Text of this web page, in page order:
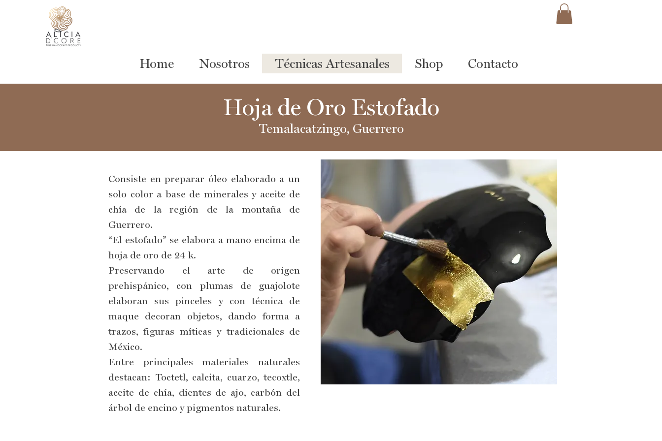
Home Nosotros Técnicas Artesanales Shop Contacto
Hoja de Oro Estofado
Temalacatzingo, Guerrero
Consiste en preparar óleo elaborado a un
solo color a base de minerales y aceite de
chía de la región de la montaña de
Guerrero.
“El estofado” se elabora a mano encima de
hoja de oro de 24 k.
Preservando el arte de origen
prehispánico, con plumas de guajolote
elaboran sus pinceles y con técnica de
maque decoran objetos, dando forma a
trazos, figuras míticas y tradicionales de
México.
Entre principales materiales naturales
destacan: Toctetl, calcita, cuarzo, tecoxtle,
aceite de chía, dientes de ajo, carbón del
árbol de encino y pigmentos naturales.